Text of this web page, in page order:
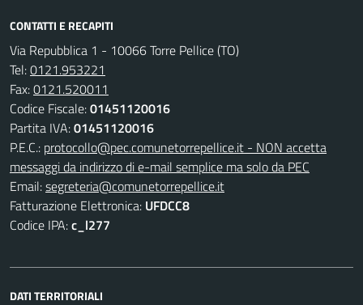
CONTATTI E RECAPITI
Via Repubblica 1 - 10066 Torre Pellice (TO)
Tel:0121.953221
Fax:0121.520011
Codice Fiscale:01451120016
Partita IVA:01451120016
P.E.C.: protocollo@pec.comunetorrepellice.it - NON accetta
messaggi da indirizzo di e-mail semplice ma solo da PEC
Email:segreteria@comunetorrepellice.it
Fatturazione Elettronica: UFDCC8
Codice IPA:c_l277
DATI TERRITORIALI